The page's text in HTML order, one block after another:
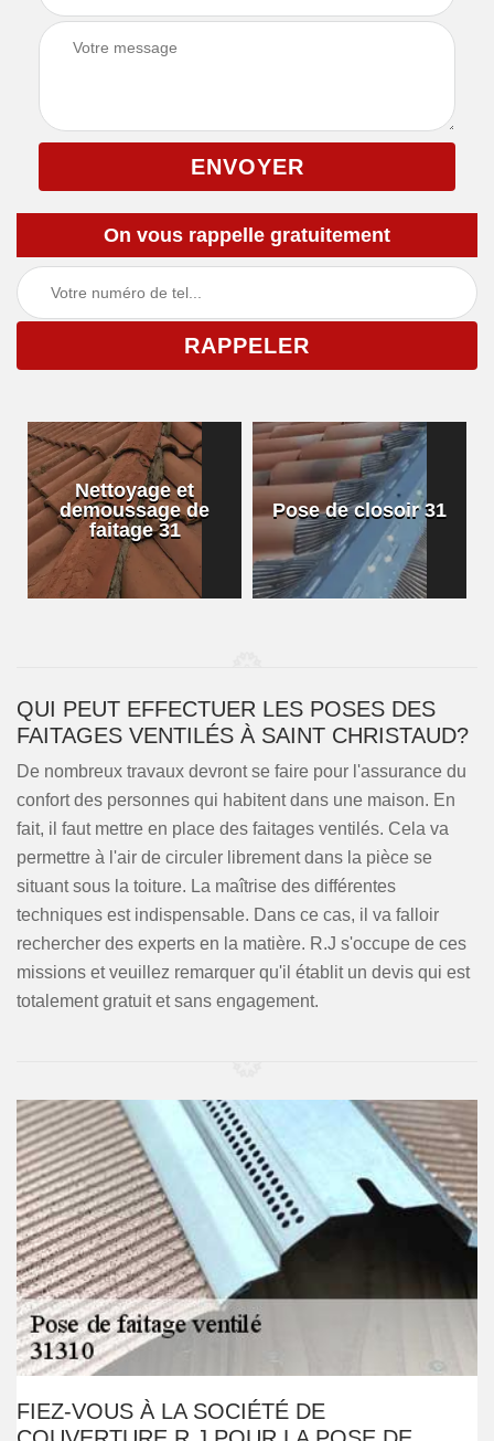
On vous rappelle gratuitement
Nettoyage et
demoussage de
faitage 31
Pose de closoir 31
QUI PEUT EFFECTUER LES POSES DES
FAITAGES VENTILÉS À SAINT CHRISTAUD?
De nombreux travaux devront se faire pour l'assurance du
confort des personnes qui habitent dans une maison. En
fait, il faut mettre en place des faitages ventilés. Cela va
permettre à l'air de circuler librement dans la pièce se
situant sous la toiture. La maîtrise des différentes
techniques est indispensable. Dans ce cas, il va falloir
rechercher des experts en la matière. R.J s'occupe de ces
missions et veuillez remarquer qu'il établit un devis qui est
totalement gratuit et sans engagement.
FIEZ-VOUS À LA SOCIÉTÉ DE